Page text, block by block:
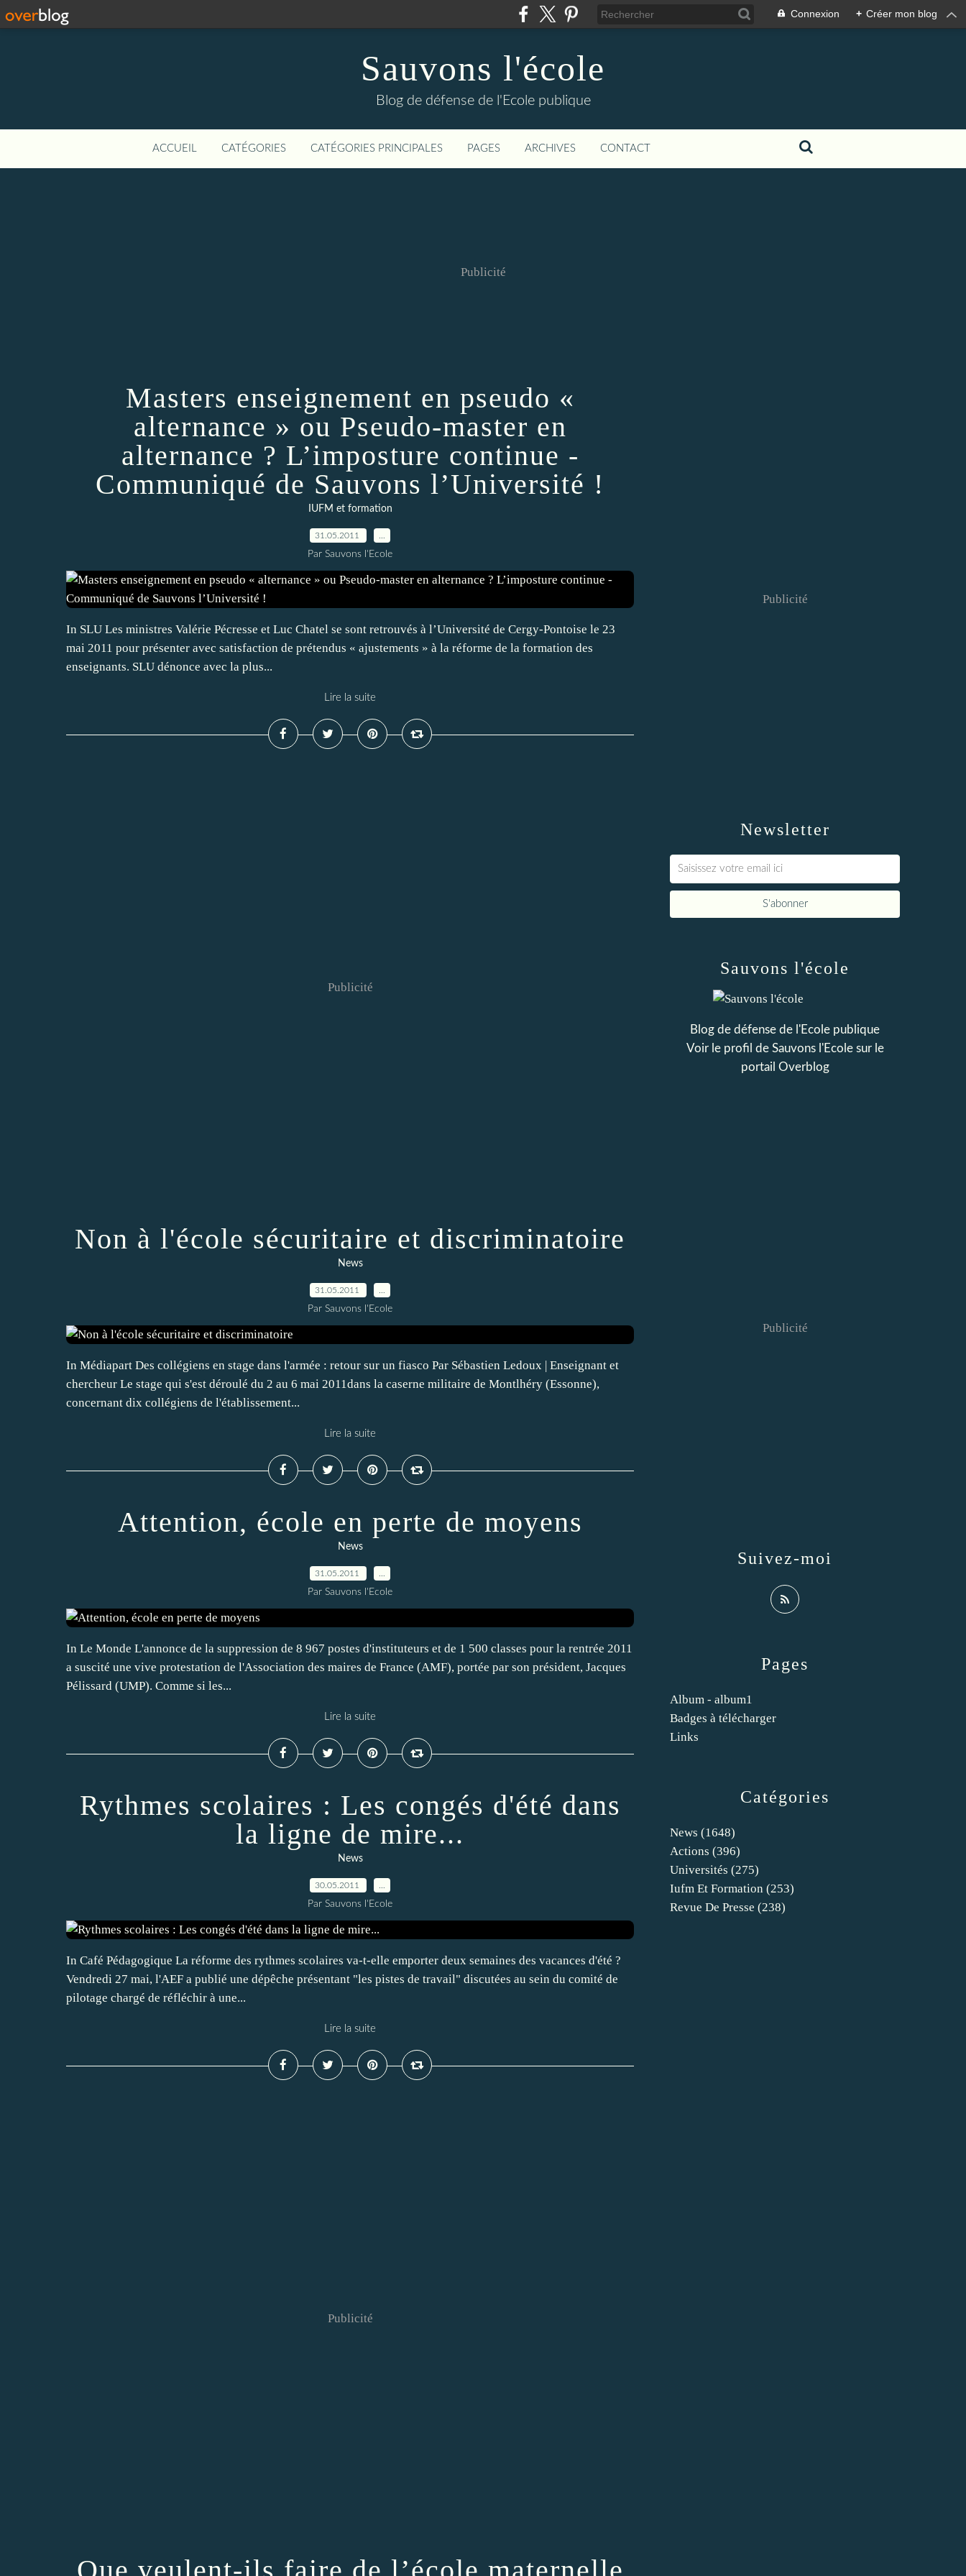
Connexion + Créer mon blog
Sauvons l'école
Blog de défense de l'Ecole publique
ACCUEIL CATÉGORIES CATÉGORIES PRINCIPALES PAGES ARCHIVES CONTACT
Publicité
Masters enseignement en pseudo «
alternance » ou Pseudo-master en
alternance ? L’imposture continue -
Communiqué de Sauvons l’Université !
IUFM et formation
31.05.2011
Par Sauvons l'Ecole
In SLU Les ministres Valérie Pécresse et Luc Chatel se sont retrouvés à l’Université de Cergy-Pontoise le 23
mai 2011 pour présenter avec satisfaction de prétendus « ajustements » à la réforme de la formation des
enseignants. SLU dénonce avec la plus...
Lire la suite
Publicité
Non à l'école sécuritaire et discriminatoire
News
31.05.2011
Par Sauvons l'Ecole
In Médiapart Des collégiens en stage dans l'armée : retour sur un fiasco Par Sébastien Ledoux | Enseignant et
chercheur Le stage qui s'est déroulé du 2 au 6 mai 2011dans la caserne militaire de Montlhéry (Essonne),
concernant dix collégiens de l'établissement...
Lire la suite
Attention, école en perte de moyens
News
31.05.2011
Par Sauvons l'Ecole
In Le Monde L'annonce de la suppression de 8 967 postes d'instituteurs et de 1 500 classes pour la rentrée 2011
a suscité une vive protestation de l'Association des maires de France (AMF), portée par son président, Jacques
Pélissard (UMP). Comme si les...
Lire la suite
Rythmes scolaires : Les congés d'été dans
la ligne de mire...
News
30.05.2011
Par Sauvons l'Ecole
In Café Pédagogique La réforme des rythmes scolaires va-t-elle emporter deux semaines des vacances d'été ?
Vendredi 27 mai, l'AEF a publié une dépêche présentant "les pistes de travail" discutées au sein du comité de
pilotage chargé de réfléchir à une...
Lire la suite
Publicité
Newsletter
Publicité
Catégories
News (1648)
Actions (396)
Universités (275)
Iufm Et Formation (253)
Revue De Presse (238)
Pages
Album - album1
Badges à télécharger
Links
Sauvons l'école
Blog de défense de l'Ecole publique
Voir le profil de Sauvons l'Ecolesur le
portail Overblog
Suivez-moi
Publicité